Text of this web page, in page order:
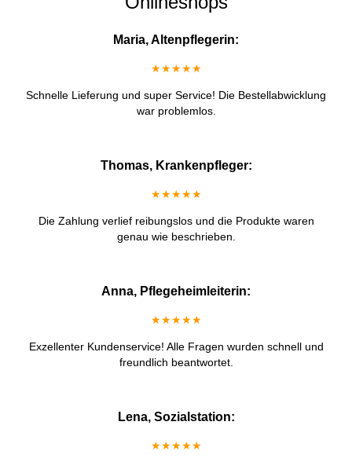
Maria, Altenpflegerin:
★★★★★
Schnelle Lieferung und super Service! Die Bestellabwicklung
war problemlos.
Thomas, Krankenpfleger:
★★★★★
Die Zahlung verlief reibungslos und die Produkte waren
genau wie beschrieben.
Anna, Pflegeheimleiterin:
★★★★★
Exzellenter Kundenservice! Alle Fragen wurden schnell und
freundlich beantwortet.
Lena, Sozialstation:
★★★★★